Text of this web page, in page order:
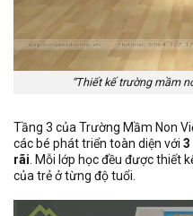
“Thiết kế trường mầm
Tầng 3 của Trường Mầm Non
các bé phát triển toàn diện với 3
rãi . Mỗi lớp học đều được thiết
của trẻ ở từng độ tuổi.